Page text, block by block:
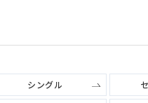
シングル